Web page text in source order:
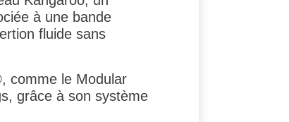
à une bande
fluide sans
comme le Modular
grâce à son système